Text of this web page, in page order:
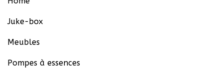
Juke-box
Meubles
Pompes à essences